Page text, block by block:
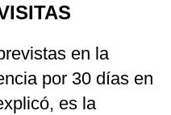
en la
por 30 días en
es la